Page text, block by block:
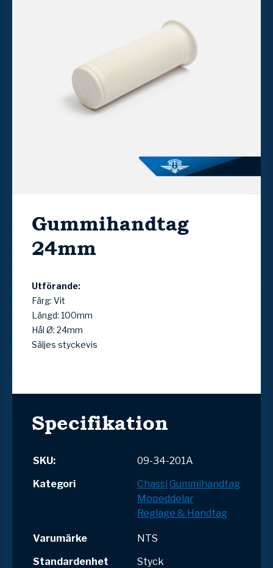
Gummihandtag
24mm
Utförande:
Färg: Vit
Längd: 100mm
Hål Ø: 24mm
Säljes styckevis
Specifikation
SKU:
09-34-201A
Kategori
Chassi Gummihandtag
Mopeddelar
Reglage & Handtag
Varumärke
NTS
Standardenhet
Styck